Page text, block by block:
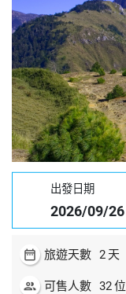
出發日期
2026/09/26
date_range 旅遊天數 2 天
people 可售人數 32位